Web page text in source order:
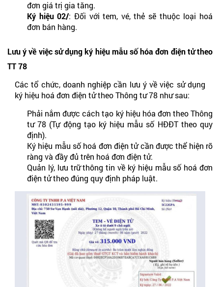
đơn giá trị gia tăng.
Ký hiệu 02/: Đối với tem, vé, thẻ sẽ thuộc loại hoá
đơn bán hàng.
Lưu ý về việc sử dụng ký hiệu mẫu số hóa đơn điện tử theo
TT 78
Các tổ chức, doanh nghiệp cần lưu ý về việc sử dụng
ký hiệu hoá đơn điện tử theo Thông tư 78 như sau:
Phải nắm được cách tạo ký hiệu hóa đơn theo Thông
tư 78 (Tự động tạo ký hiệu mẫu số HĐĐT theo quy
định).
Ký hiệu mẫu số hoá đơn điện tử cần được thể hiện rõ
ràng và đầy đủ trên hoá đơn điện tử.
Quản lý, lưu trữ thông tin về ký hiệu mẫu số hoá đơn
điện tử theo đúng quy định pháp luật.